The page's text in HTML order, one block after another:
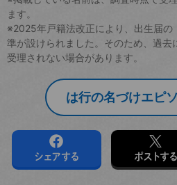
ます。
※2025年戸籍法改正により、出生届の
準が設けられました。そのため、過去
受理されない場合があります。
は行の名づけエピ
シェアする ポストする